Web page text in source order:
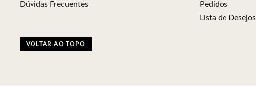
Dúvidas Frequentes
Pedidos
Lista de Desejos
VOLTAR AO TOPO